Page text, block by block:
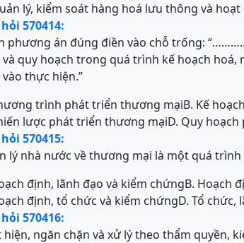
lý, kiểm soát hàng hoá lưu thông và
570414:
phương án đúng điền vào chỗ trống:
và quy hoạch trong quá trình kế hoạch
thực hiện.”
trình phát triển thương mạiB. Kế
lược phát triển thương mạiD. Quy
570415:
lý nhà nước về thương mại là một quá
định, lãnh đạo và kiểm chứngB. Hoạch
định, tổ chức và kiểm chứngD. Tổ chức,
570416:
hiện, ngăn chặn và xử lý theo thẩm quyền,